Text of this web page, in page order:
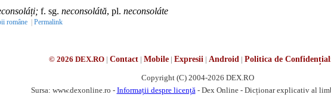
f. sg. neconsolátă, pl. neconsoláte
române | Permalink
© 2026 DEX.RO| Contact| Mobile| Expresii | Android | Politica de
Copyright (C) 2004-2026 DEX.RO
Sursa: www.dexonline.ro - Informații despre licență - Dex Online - Dicționar explicativ al